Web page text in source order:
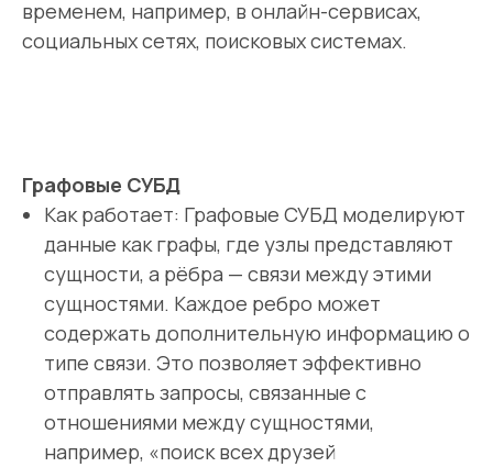
временем, например, в онлайн-сервисах,
социальных сетях, поисковых системах.
Графовые СУБД
Как работает: Графовые СУБД моделируют
данные как графы, где узлы представляют
сущности, а рёбра — связи между этими
сущностями. Каждое ребро может
содержать дополнительную информацию о
типе связи. Это позволяет эффективно
отправлять запросы, связанные с
отношениями между сущностями,
например, «поиск всех друзей